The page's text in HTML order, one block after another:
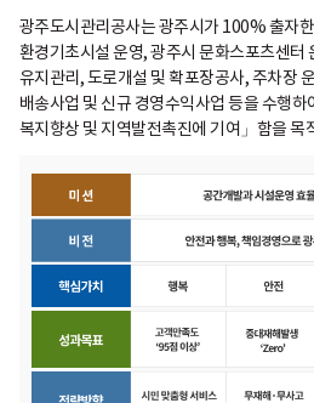
광주도시관리공사는 광주시가 100% 출자
환경기초시설 운영, 광주시 문화스포츠센터
유지관리, 도로개설 및 확포장공사, 주차장
배송사업 및 신규 경영수익사업 등을 수행
복지향상 및 지역발전촉진에 기여」함을 목